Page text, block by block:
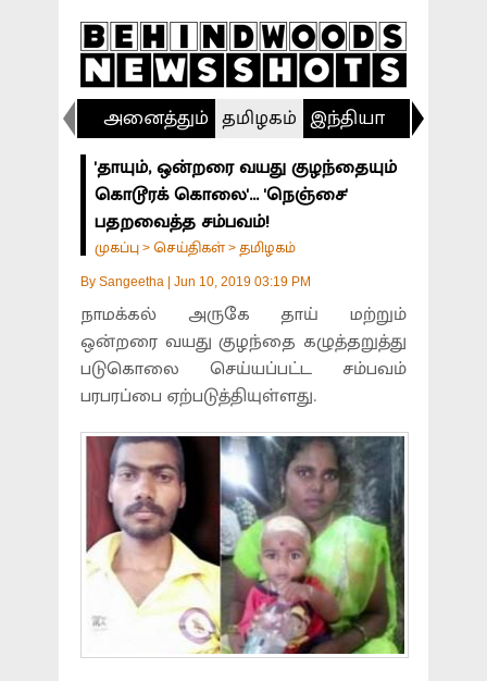
அனைத்தும் தமிழகம் இந்தியா
'தாயும், ஒன்றரை வயது குழந்தையும்
கொடூரக் கொலை'... 'நெஞ்சை'
பதறவைத்த சம்பவம்!
முகப்பு > செய்திகள் > தமிழகம்
By Sangeetha Jun 10, 2019 03:19 PM
நாமக்கல் அருகே தாய் மற்றும்
ஒன்றரை வயது குழந்தை கழுத்தறுத்து
படுகொலை செய்யப்பட்ட சம்பவம்
பரபரப்பை ஏற்படுத்தியுள்ளது.